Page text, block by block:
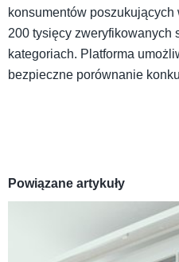
konsumentów
200 tysięcy zweryfikowanych
kategoriach. Platforma
bezpieczne porównanie
Powiązane artykuły